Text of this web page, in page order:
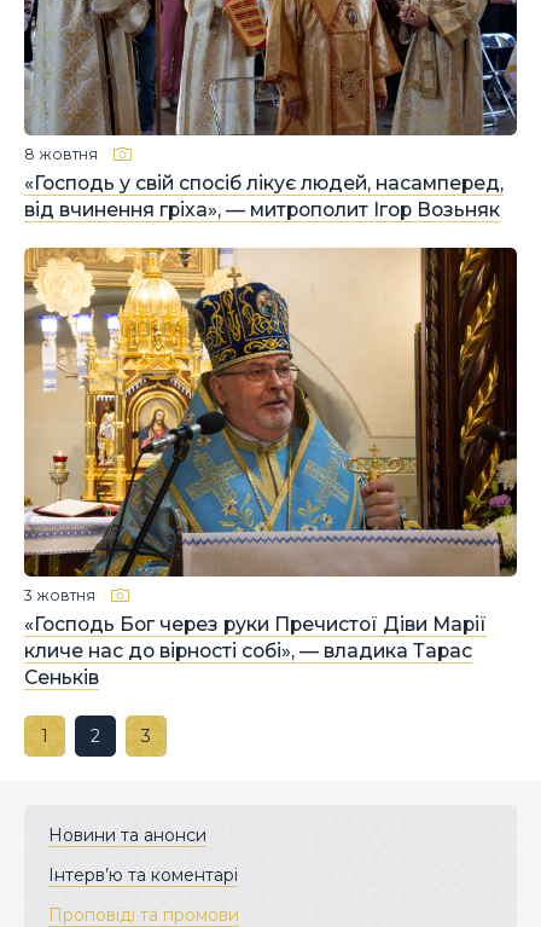
«Господь у свій спосіб лікує людей, насамперед,
від вчинення гріха», — митрополит Ігор Возьняк
8 жовтня
«Господь Бог через руки Пречистої Діви Марії
кличе нас до вірності собі», — владика Тарас
Сеньків
3 жовтня
1 2 3
Новини та анонси
Інтерв’ю та коментарі
Проповіді та промови